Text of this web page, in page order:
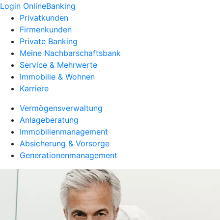
Login OnlineBanking
Privatkunden
Firmenkunden
Private Banking
Meine Nachbarschaftsbank
Service & Mehrwerte
Immobilie & Wohnen
Karriere
Vermögensverwaltung
Anlageberatung
Immobilienmanagement
Absicherung & Vorsorge
Generationenmanagement